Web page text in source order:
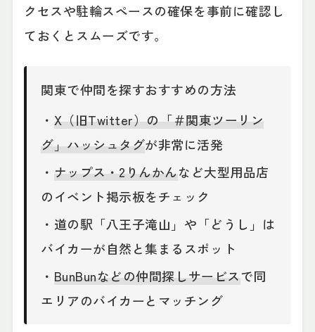
クセスや駐輪スペースの確保を事前に確認し
ておくとスムーズです。
関東で仲間を探すおすすめの方法
・ X（旧Twitter）の「＃関東ツーリン
グ」ハッシュタグが非常に活発
・ ナップス・2りんかんなど大型用品店
のイベント掲示板をチェック
・道の駅「八王子滝山」や「どうし」は
バイカーが自然と集まるスポット
・ BunBunなどの仲間探しサービスで同
エリアのバイカーとマッチング